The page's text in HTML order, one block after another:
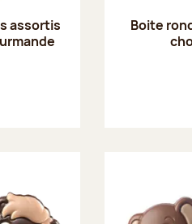
assortis
Boite